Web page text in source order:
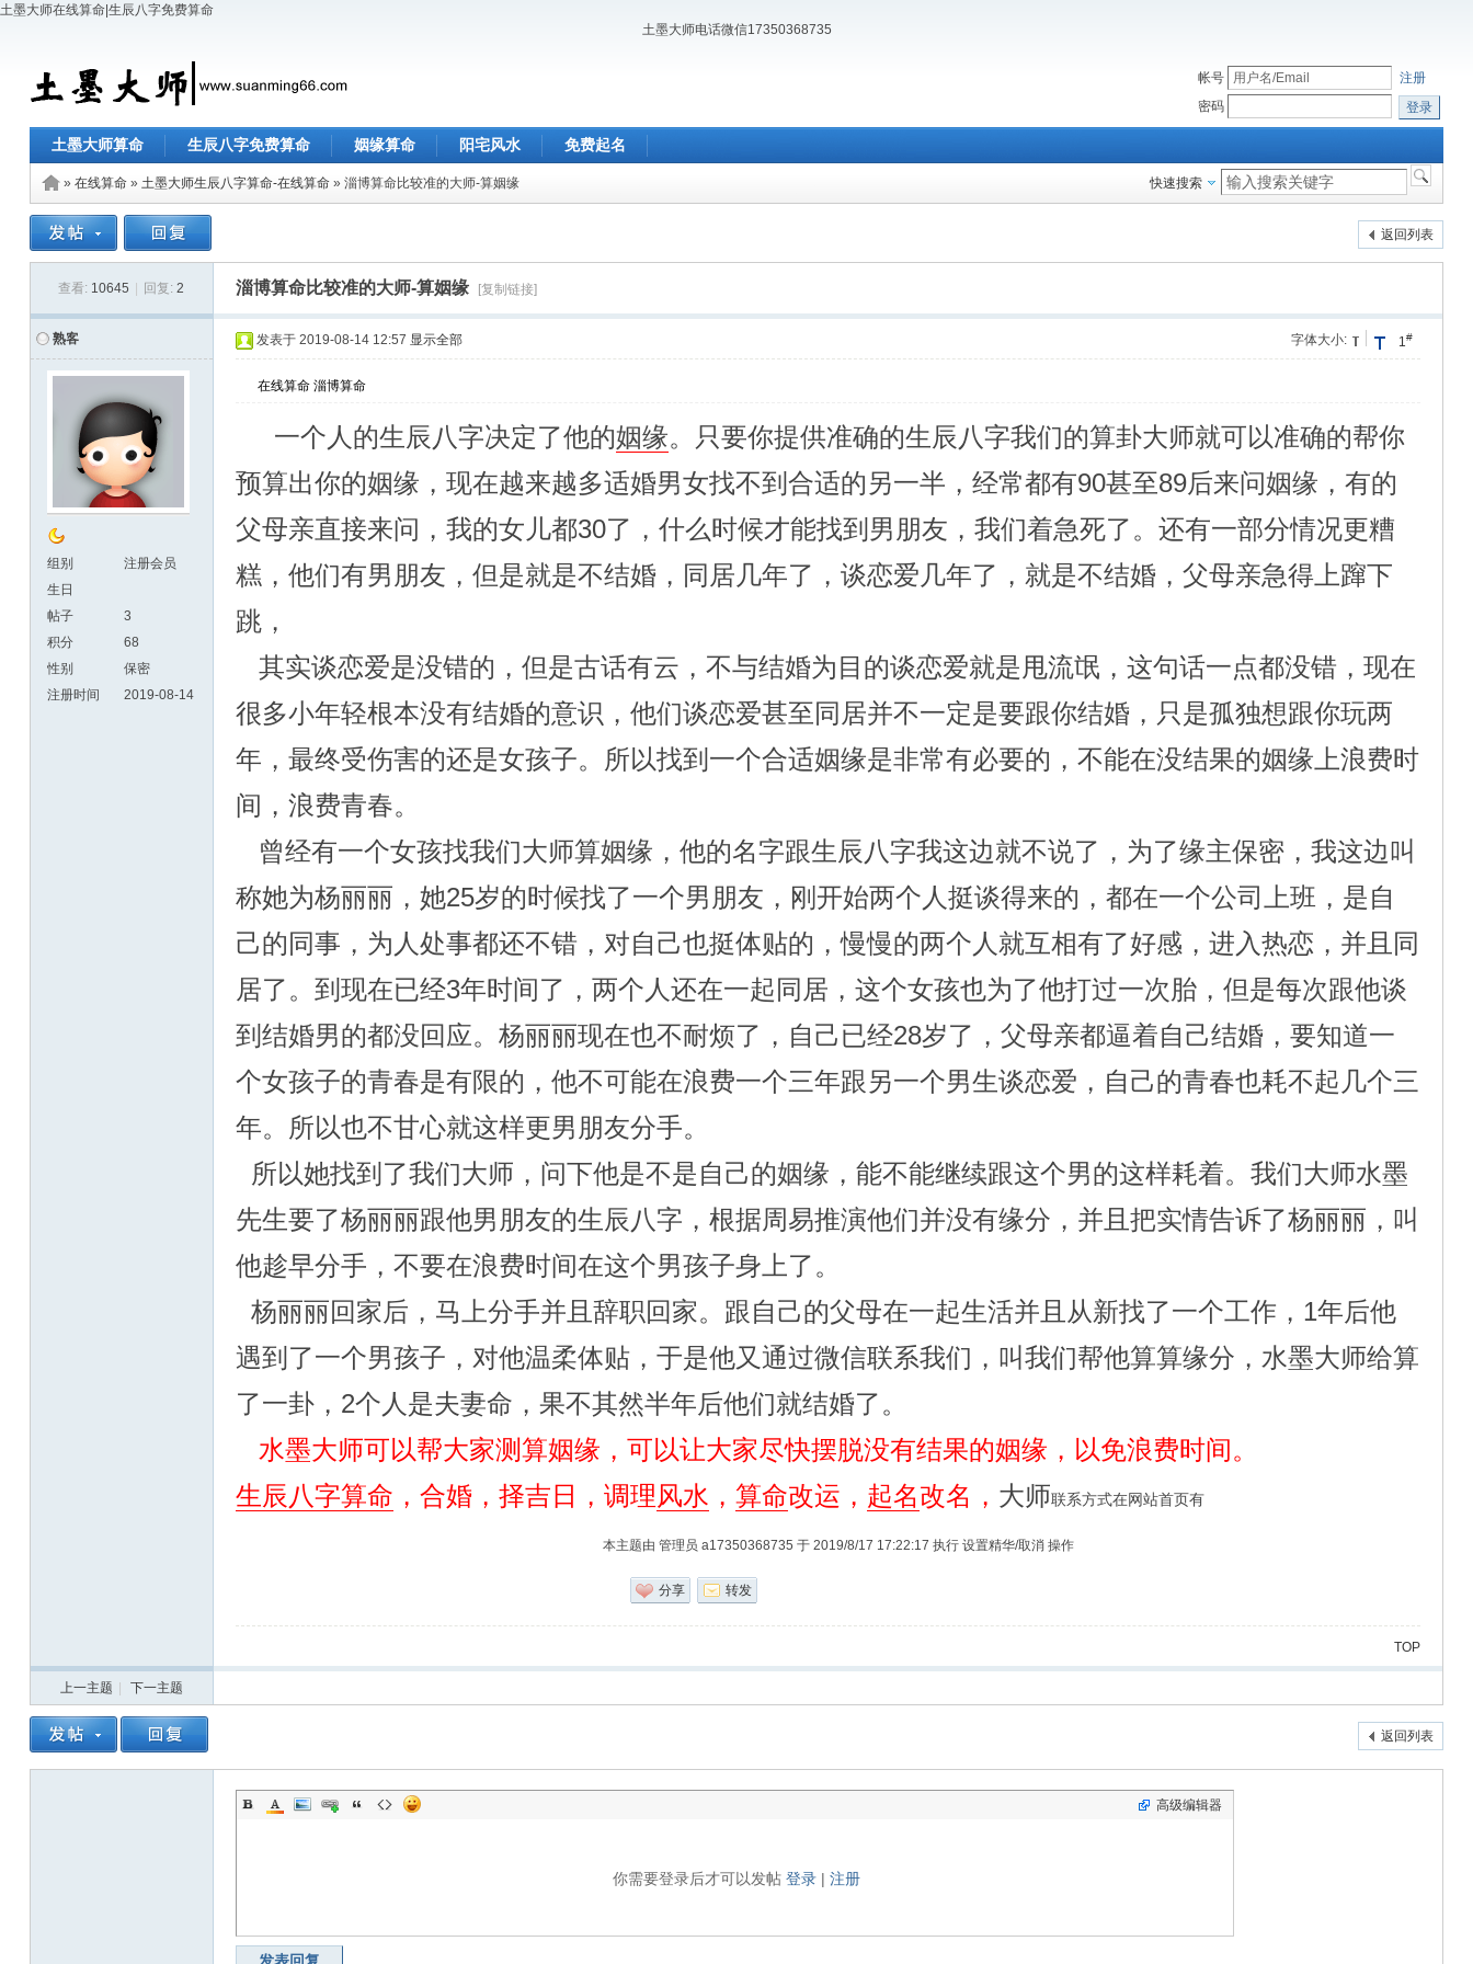
土墨大师在线算命|生辰八字免费算命
土墨大师电话微信17350368735
帐号
注册
密码
登录
土墨大师算命 生辰八字免费算命 姻缘算命 阳宅风水 免费起名
快速搜索
» 在线算命» 土墨大师生辰八字算命-在线算命» 淄博算命比较准的大师-算姻缘
返回列表
查看: 10645 回复: 2 淄博算命比较准的大师-算姻缘 [复制链接]
熟客
组别
注册会员
生日
帖子
3
积分
68
性别
保密
注册时间
2019-08-14
1#
字体大小:
发表于 2019-08-14 12:57 显示全部
在线算命 淄博算命
一个人的生辰八字决定了他的姻缘。只要你提供准确的生辰八字我们的算卦大师就可以准确的帮你
预算出你的姻缘，现在越来越多适婚男女找不到合适的另一半，经常都有90甚至89后来问姻缘，有的
父母亲直接来问，我的女儿都30了，什么时候才能找到男朋友，我们着急死了。还有一部分情况更糟
糕，他们有男朋友，但是就是不结婚，同居几年了，谈恋爱几年了，就是不结婚，父母亲急得上蹿下
跳，
其实谈恋爱是没错的，但是古话有云，不与结婚为目的谈恋爱就是甩流氓，这句话一点都没错，现在
很多小年轻根本没有结婚的意识，他们谈恋爱甚至同居并不一定是要跟你结婚，只是孤独想跟你玩两
年，最终受伤害的还是女孩子。所以找到一个合适姻缘是非常有必要的，不能在没结果的姻缘上浪费时
间，浪费青春。
曾经有一个女孩找我们大师算姻缘，他的名字跟生辰八字我这边就不说了，为了缘主保密，我这边叫
称她为杨丽丽，她25岁的时候找了一个男朋友，刚开始两个人挺谈得来的，都在一个公司上班，是自
己的同事，为人处事都还不错，对自己也挺体贴的，慢慢的两个人就互相有了好感，进入热恋，并且同
居了。到现在已经3年时间了，两个人还在一起同居，这个女孩也为了他打过一次胎，但是每次跟他谈
到结婚男的都没回应。杨丽丽现在也不耐烦了，自己已经28岁了，父母亲都逼着自己结婚，要知道一
个女孩子的青春是有限的，他不可能在浪费一个三年跟另一个男生谈恋爱，自己的青春也耗不起几个三
年。所以也不甘心就这样更男朋友分手。
所以她找到了我们大师，问下他是不是自己的姻缘，能不能继续跟这个男的这样耗着。我们大师水墨
先生要了杨丽丽跟他男朋友的生辰八字，根据周易推演他们并没有缘分，并且把实情告诉了杨丽丽，叫
他趁早分手，不要在浪费时间在这个男孩子身上了。
杨丽丽回家后，马上分手并且辞职回家。跟自己的父母在一起生活并且从新找了一个工作，1年后他
遇到了一个男孩子，对他温柔体贴，于是他又通过微信联系我们，叫我们帮他算算缘分，水墨大师给算
了一卦，2个人是夫妻命，果不其然半年后他们就结婚了。
水墨大师可以帮大家测算姻缘，可以让大家尽快摆脱没有结果的姻缘，以免浪费时间。
生辰八字算命 ，合婚，择吉日，调理风水 ， 算命改运， 起名改名， 大师联系方式在网站首页有
本主题由 管理员 a17350368735 于 2019/8/17 17:22:17 执行 设置精华/取消 操作
分享 转发
TOP
上一主题 下一主题
返回列表
高级编辑器
你需要登录后才可以发帖登录 |注册